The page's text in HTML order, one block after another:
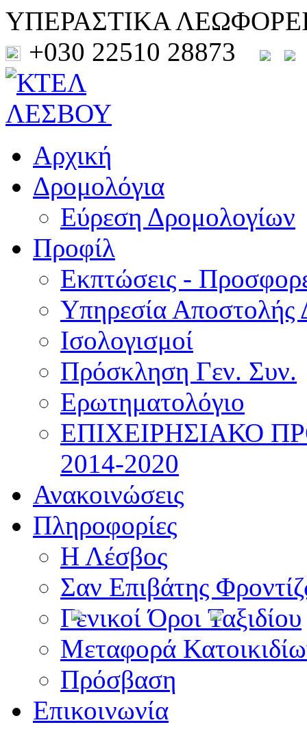
ΥΠΕΡΑΣΤΙΚΑ
+030 22510 28873
Αρχική
Δρομολόγια
Εύρεση Δρομολογίων
Προφίλ
Εκπτώσεις -
Υπηρεσία Αποστολής
Ισολογισμοί
Πρόσκληση Γεν. Συν.
Ερωτηματολόγιο
ΕΠΙΧΕΙΡΗΣΙΑΚΟ
2014-2020
Ανακοινώσεις
Πληροφορίες
Η Λέσβος
Σαν Επιβάτης
Γενικοί Όροι Ταξιδίου
Μεταφορά
Πρόσβαση
Επικοινωνία